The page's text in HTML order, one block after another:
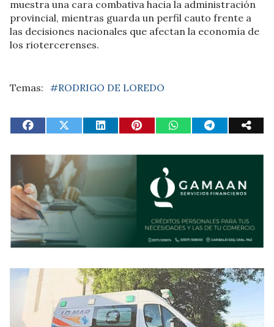
muestra una cara combativa hacia la administración
provincial, mientras guarda un perfil cauto frente a
las decisiones nacionales que afectan la economía de
los riotercerenses.
#RODRIGO DE LOREDO